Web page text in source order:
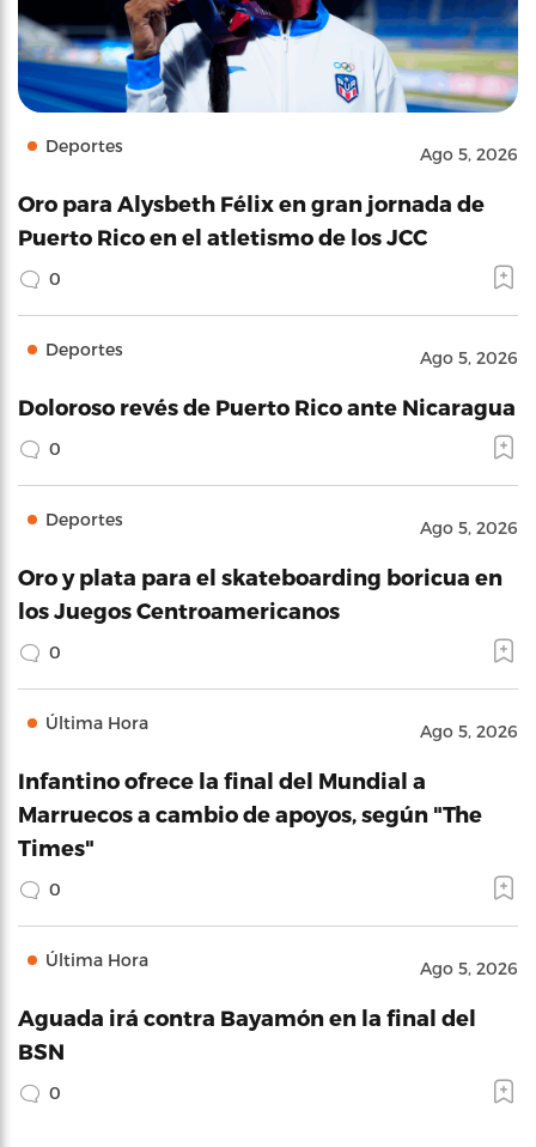
Deportes Ago 5, 2026
Oro para Alysbeth Félix en gran jornada de
Puerto Rico en el atletismo de los JCC
0
Deportes Ago 5, 2026
Doloroso revés de Puerto Rico ante Nicaragua
0
Deportes Ago 5, 2026
Oro y plata para el skateboarding boricua en
los Juegos Centroamericanos
0
Última Hora Ago 5, 2026
Infantino ofrece la final del Mundial a
Marruecos a cambio de apoyos, según "The
Times"
0
Última Hora Ago 5, 2026
Aguada irá contra Bayamón en la final del
BSN
0